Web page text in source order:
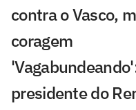
contra o Vasco,
coragem
presidente do